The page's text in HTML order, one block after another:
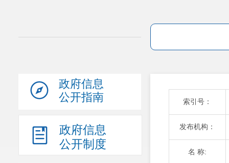
政府信息
公开指南
政府信息
公开制度
索引号：
发布机构：
名 称: